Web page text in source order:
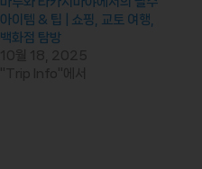
아이템 & 팁 | 쇼핑, 교토 여행,
백화점 탐방